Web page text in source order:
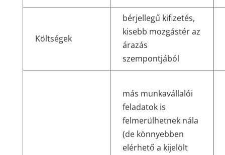
Költségek
bérjellegű kifizetés,
kisebb mozgástér az
árazás
szempontjából
más munkavállalói
feladatok is
felmerülhetnek nála
(de könnyebben
elérhető a kijelölt